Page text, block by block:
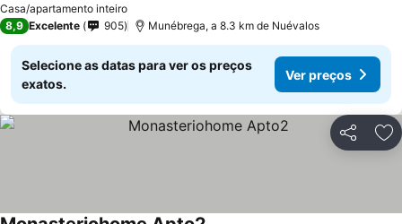
Casa/apartamento inteiro
8,9 Excelente 905 Munébrega, a 8.3 km de Nuévalos
Selecione as datas para ver os preços
exatos.
Ver preços
Partilhar